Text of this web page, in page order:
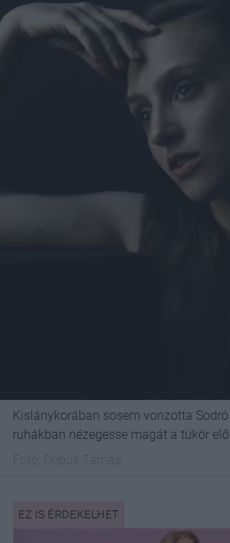
Kislánykorában sosem vonzotta
ruhákban nézegesse magát a tükör